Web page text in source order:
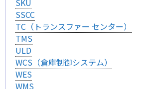
SKU
SSCC
TC（トランスファー センター）
TMS
ULD
WCS（倉庫制御システム）
WES
WMS